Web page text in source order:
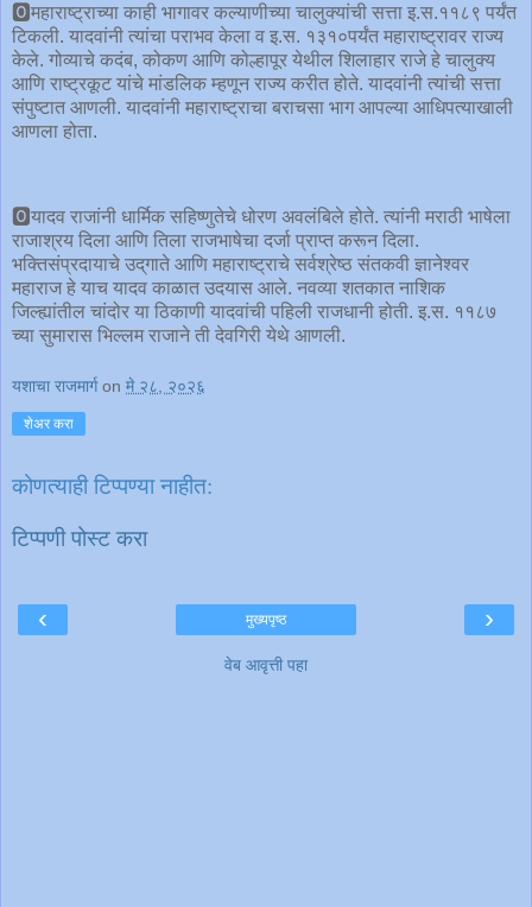
🅾️महाराष्ट्राच्या काही भागावर कल्याणीच्या चालुक्यांची सत्ता इ.स.११८९ पर्यंत
टिकली. यादवांनी त्यांचा पराभव केला व इ.स. १३१०पर्यंत महाराष्ट्रावर राज्य
केले. गोव्याचे कदंब, कोकण आणि कोल्हापूर येथील शिलाहार राजे हे चालुक्य
आणि राष्ट्रकूट यांचे मांडलिक म्हणून राज्य करीत होते. यादवांनी त्यांची सत्ता
संपुष्टात आणली. यादवांनी महाराष्ट्राचा बराचसा भाग आपल्या आधिपत्याखाली
आणला होता.
🅾️यादव राजांनी धार्मिक सहिष्णुतेचे धोरण अवलंबिले होते. त्यांनी मराठी भाषेला
राजाश्रय दिला आणि तिला राजभाषेचा दर्जा प्राप्त करून दिला.
भक्तिसंप्रदायाचे उद्‌गाते आणि महाराष्ट्राचे सर्वश्रेष्ठ संतकवी ज्ञानेश्वर
महाराज हे याच यादव काळात उदयास आले. नवव्या शतकात नाशिक
जिल्ह्यांतील चांदोर या ठिकाणी यादवांची पहिली राजधानी होती. इ.स. ११८७
च्या सुमारास भिल्लम राजाने ती देवगिरी येथे आणली.
यशाचा राजमार्ग on मे २८, २०२६
शेअर करा
कोणत्याही टिप्पण्‍या नाहीत:
टिप्पणी पोस्ट करा
‹ ›
मुख्यपृष्ठ
वेब आवृत्ती पहा